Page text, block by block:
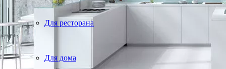
Для ресторана
Для дома